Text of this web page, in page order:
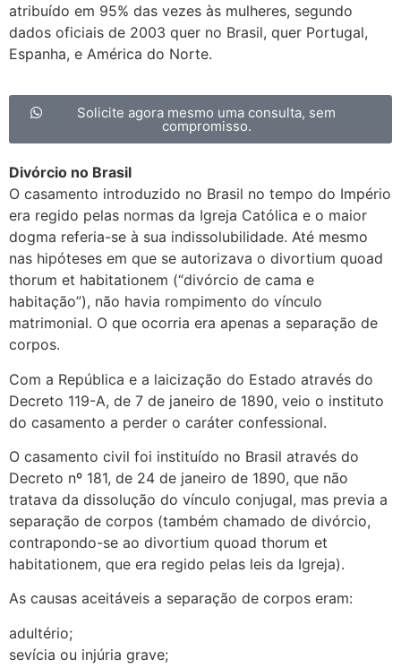
atribuído em 95% das vezes às mulheres, segundo
dados oficiais de 2003 quer no Brasil, quer Portugal,
Espanha, e América do Norte.
Solicite agora mesmo uma consulta, sem
compromisso.
Divórcio no Brasil
O casamento introduzido no Brasil no tempo do Império
era regido pelas normas da Igreja Católica e o maior
dogma referia-se à sua indissolubilidade. Até mesmo
nas hipóteses em que se autorizava o divortium quoad
thorum et habitationem (“divórcio de cama e
habitação”), não havia rompimento do vínculo
matrimonial. O que ocorria era apenas a separação de
corpos.
Com a República e a laicização do Estado através do
Decreto 119-A, de 7 de janeiro de 1890, veio o instituto
do casamento a perder o caráter confessional.
O casamento civil foi instituído no Brasil através do
Decreto nº 181, de 24 de janeiro de 1890, que não
tratava da dissolução do vínculo conjugal, mas previa a
separação de corpos (também chamado de divórcio,
contrapondo-se ao divortium quoad thorum et
habitationem, que era regido pelas leis da Igreja).
As causas aceitáveis a separação de corpos eram:
adultério;
sevícia ou injúria grave;